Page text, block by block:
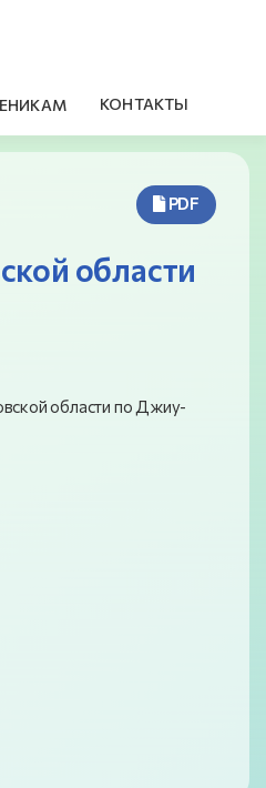
КОНТАКТЫ
PDF
области
области по Джиу-